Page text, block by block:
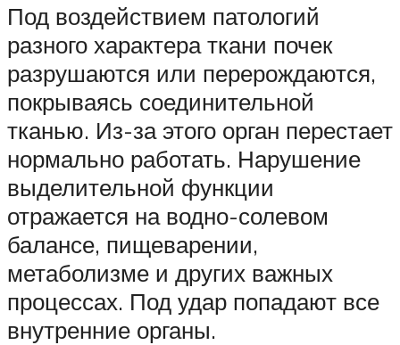
Под воздействием патологий
разного характера ткани почек
разрушаются или перерождаются,
покрываясь соединительной
тканью. Из-за этого орган перестает
нормально работать. Нарушение
выделительной функции
отражается на водно-солевом
балансе, пищеварении,
метаболизме и других важных
процессах. Под удар попадают все
внутренние органы.